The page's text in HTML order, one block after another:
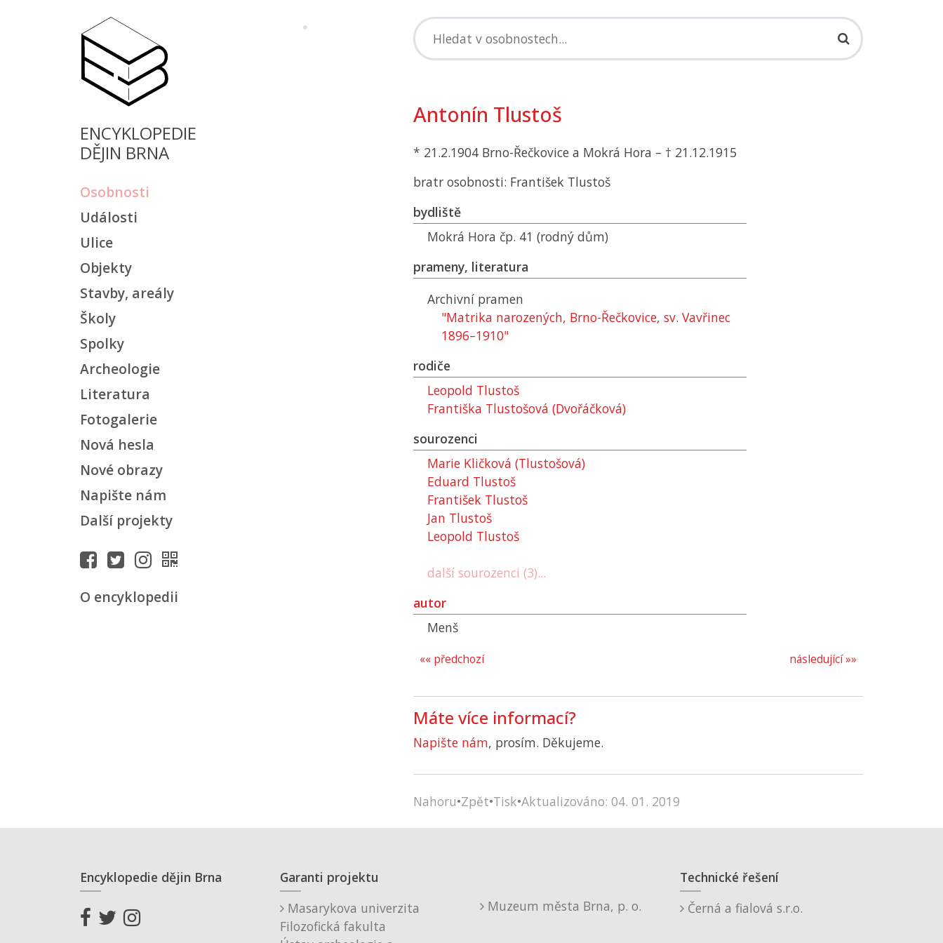
ENCYKLOPEDIE
DĚJIN BRNA
Osobnosti
Události
Ulice
Objekty
Stavby, areály
Školy
Spolky
Archeologie
Literatura
Fotogalerie
Nová hesla
Nové obrazy
Napište nám
Další projekty
O encyklopedii
Antonín Tlustoš
* 21.2.1904 Brno-Řečkovice a Mokrá Hora – † 21.12.1915
bratr osobnosti: František Tlustoš
bydliště
Mokrá Hora čp. 41 (rodný dům)
prameny, literatura
Archivní pramen
"Matrika narozených, Brno-Řečkovice, sv. Vavřinec
1896–1910"
rodiče
Leopold Tlustoš
Františka Tlustošová (Dvořáčková)
sourozenci
Marie Kličková (Tlustošová)
Eduard Tlustoš
František Tlustoš
Jan Tlustoš
Leopold Tlustoš
další sourozenci (3)...
autor
Menš
následující »»
«« předchozí
Máte více informací?
Napište nám, prosím. Děkujeme.
Nahoru•Zpět•Tisk•Aktualizováno: 04. 01. 2019
Encyklopedie dějin Brna
Garanti projektu
Masarykova univerzita
Filozofická fakulta
Muzeum města Brna, p. o.
Technické řešení
Černá a fialová s.r.o.